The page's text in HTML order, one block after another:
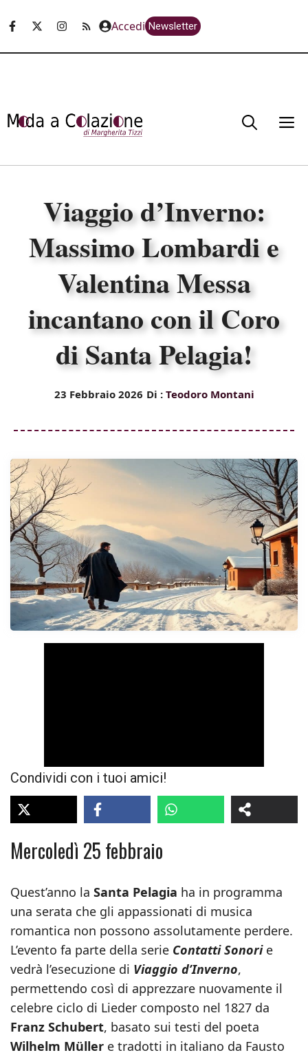
Accedi Newsletter
Viaggio d’Inverno:
Massimo Lombardi e
Valentina Messa
incantano con il Coro
di Santa Pelagia!
23 Febbraio 2026 Di : Teodoro Montani
Condividi con i tuoi amici!
Mercoledì 25 febbraio
Quest’anno la Santa Pelagia ha in programma
una serata che gli appassionati di musica
romantica non possono assolutamente perdere.
L’evento fa parte della serie Contatti Sonorie
vedrà l’esecuzione di Viaggio d’Inverno,
permettendo così di apprezzare nuovamente il
celebre ciclo di Lieder composto nel 1827 da
Franz Schubert, basato sui testi del poeta
Wilhelm Müller e tradotti in italiano da Fausto